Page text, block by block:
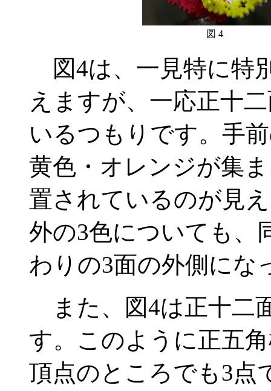
図 4
図4は、一見特に特
えますが、一応正十
いるつもりです。手
黄色・オレンジが集
置されているのが見
外の3色についても、
わりの3面の外側にな
また、図4は正十二
す。このように正五
頂点のところでも3点